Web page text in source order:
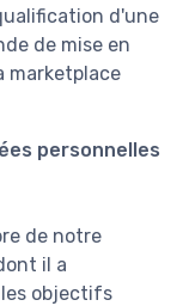
d'une
de mise en
marketplace
personnelles
de notre
il a
les objectifs